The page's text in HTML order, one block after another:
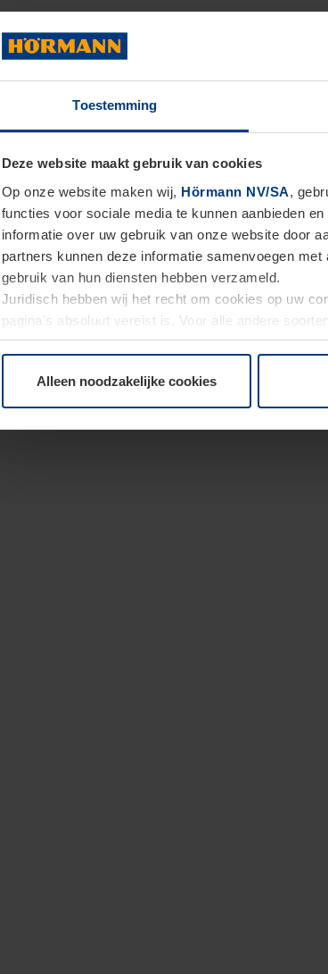
Toestemming
Deze website maakt gebruik van cookies
Op onze website maken wij, Hörmann NV/SA,
functies voor sociale media te kunnen aanbieden
informatie over uw gebruik van onze website door
partners kunnen deze informatie samenvoegen
gebruik van hun diensten hebben verzameld.
Juridisch hebben wij het recht om cookies op uw
pagina's absoluut vereist is. Voor alle andere
moment bij de uitleg van de cookies op pagina
Alleen noodzakelijke cookies